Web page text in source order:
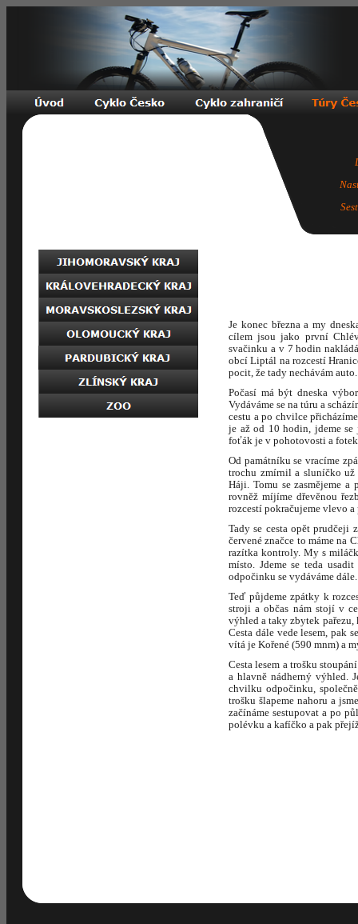
Je konec března a my
cílem jsou jako první
svačinku a v 7 hodin
obcí Liptál na rozcestí
pocit, že tady nechávám auto.
Počasí má být dneska
Vydáváme se na túru a
cestu a po chvilce
je až od 10 hodin, jdeme
foťák je v pohotovosti a
Od památníku se vracíme
trochu zmírnil a sluníčko už
Háji. Tomu se zasmějeme
rovněž míjíme dřevěnou
rozcestí pokračujeme vlevo a
Tady se cesta opět prudčeji
červené značce to máme na
razítka kontroly. My s
místo. Jdeme se teda
odpočinku se vydáváme dále.
Teď půjdeme zpátky k
stroji a občas nám stojí v
výhled a taky zbytek pařezu,
Cesta dále vede lesem, pak
vítá je Kořené (590 mnm) a
Cesta lesem a trošku
a hlavně nádherný výhled.
chvilku odpočinku,
trošku šlapeme nahoru a
začínáme sestupovat a po
polévku a kafíčko a pak